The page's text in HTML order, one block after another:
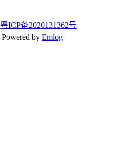
粤ICP备2020131362号
Powered by Emlog